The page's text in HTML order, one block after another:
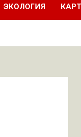
ЭКОЛОГИЯ